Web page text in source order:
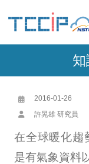
2016-01-26
許晃雄 研究員
在全球暖化趨
是有氣象資料